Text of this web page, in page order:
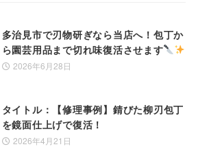
多治見市で刃物研ぎなら当店へ！包丁か
ら園芸用品まで切れ味復活させます
2026年6月28日
タイトル：【修理事例】錆びた柳刃包丁
を鏡面仕上げで復活！
2026年4月21日